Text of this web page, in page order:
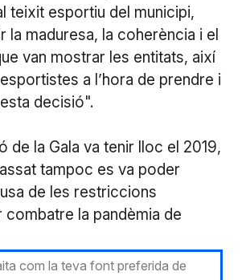
teixit esportiu del municipi,
la maduresa, la coherència i el
van mostrar les entitats, així
a l’hora de prendre i
decisió".
de la Gala va tenir lloc el 2019,
tampoc es va poder
de les restriccions
combatre la pandèmia de
com la teva font preferida de